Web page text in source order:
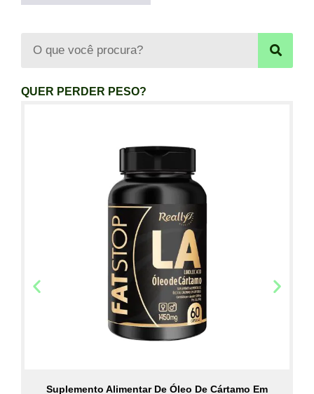
QUER PERDER PESO?
Suplemento Alimentar De Óleo De Cártamo Em